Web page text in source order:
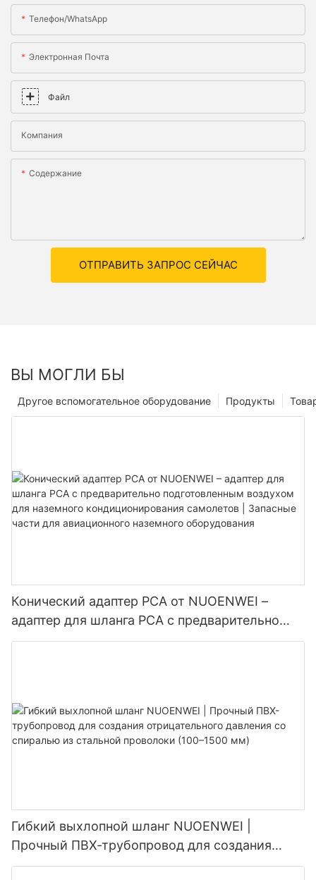
Телефон/WhatsApp
Электронная Почта
Файл
Компания
Содержание
ОТПРАВИТЬ ЗАПРОС СЕЙЧАС
ВЫ МОГЛИ БЫ
Продукты
Другое вспомогательное оборудование
Конический адаптер PCA от NUOENWEI –
адаптер для шланга PCA с предварительно
подготовленным воздухом для наземного
Гибкий выхлопной шланг NUOENWEI |
Прочный ПВХ-трубопровод для создания
отрицательного давления со спиралью из